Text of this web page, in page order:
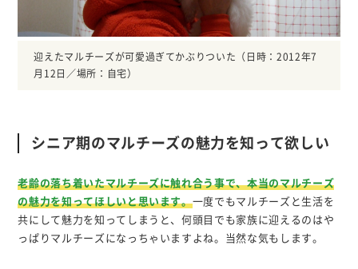
迎えたマルチーズが可愛過ぎてかぶりついた（日時：2012年7
月12日／場所：自宅）
シニア期のマルチーズの魅力を知って欲しい
老齢の落ち着いたマルチーズに触れ合う事で、本当のマルチーズ
の魅力を知ってほしいと思います。一度でもマルチーズと生活を
共にして魅力を知ってしまうと、何頭目でも家族に迎えるのはや
っぱりマルチーズになっちゃいますよね。当然な気もします。